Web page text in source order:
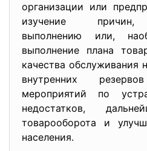
организации или
изучение причин,
выполнению или,
выполнение плана
качества обслуживания
внутренних
мероприятий по
недостатков,
товарооборота и
населения.